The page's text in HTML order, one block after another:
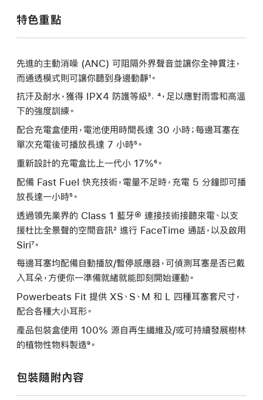
特色重點
先進的主動消噪 (ANC) 可阻隔外界聲音並讓你全神貫注，
而通透模式則可讓你聽到身邊動靜¹。
抗汗及耐水，獲得 IPX4 防護等級³˒ ⁴，足以應對雨雪和高溫
下的強度訓練。
配合充電盒使用，電池使用時間長達 30 小時；每邊耳塞在
單次充電後可播放長達 7 小時⁵。
重新設計的充電盒比上一代小 17%⁶。
配備 Fast Fuel 快充技術，電量不足時，充電 5 分鐘即可播
放長達一小時⁵。
透過領先業界的 Class 1 藍牙® 連接技術接聽來電、以支
援杜比全景聲的空間音訊² 進行 FaceTime 通話，以及啟用
Siri⁷。
每邊耳塞均配備自動播放/暫停感應器，可偵測耳塞是否已戴
入耳朵，方便你一準備就緒就能即刻開始運動。
Powerbeats Fit 提供 XS、S、M 和 L 四種耳塞套尺寸，
配合各種大小耳形。
產品包裝盒使用 100% 源自再生纖維及/或可持續發展樹林
的植物性物料製造⁹。
包裝隨附內容